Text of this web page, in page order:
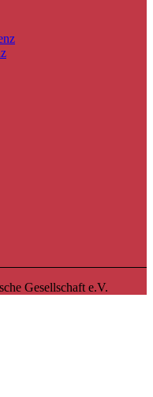
Gesellschaft e.V.